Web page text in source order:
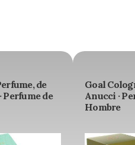
de
Perfume de
Goal
Anucci ·
Hombre